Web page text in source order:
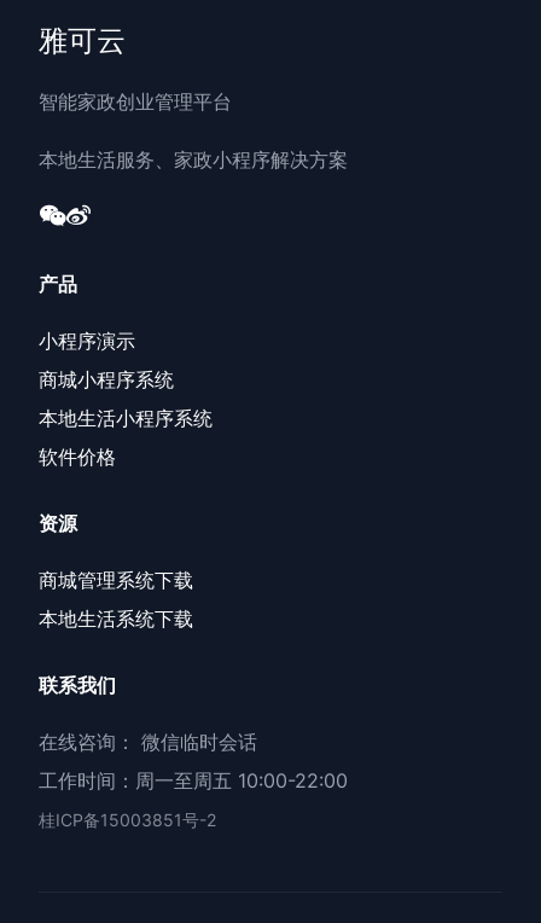
雅可云
智能家政创业管理平台
本地生活服务、家政小程序解决方案
产品
小程序演示
商城小程序系统
本地生活小程序系统
软件价格
资源
商城管理系统下载
本地生活系统下载
联系我们
在线咨询： 微信临时会话
工作时间：周一至周五 10:00-22:00
桂ICP备15003851号-2